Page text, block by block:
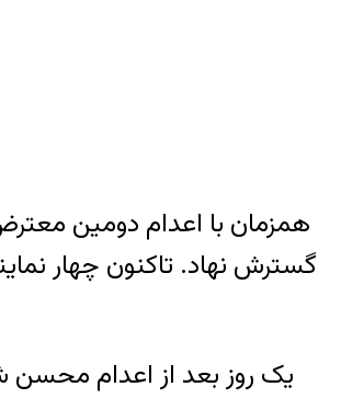
همزمان با اعدام دومین
گسترش نهاد. تاکنون چهار
یک روز بعد از اعدام محسن